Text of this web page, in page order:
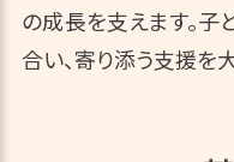
の成長を支えます。
合い、寄り添う支援を